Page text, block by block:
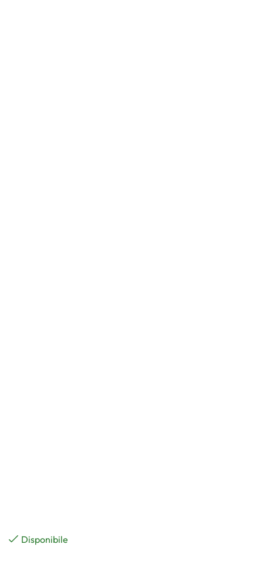
Disponibile